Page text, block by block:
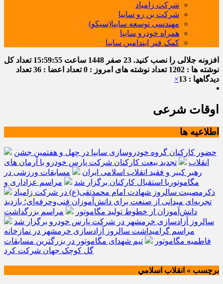
شرکت زامیاد
شرکت بن رو سایپا
مهندسی توسعه سایپا(سیکو)
همراه خودرو سایپا
کمک فنر ایندامین سایپا
افزونه جلالی را نصب کنید. 23 صفر 1448 ساعت 15:59:55 تعداد کل
نوشته ها : 1202
تعداد نوشته های امروز : 0 تعداد اعضا : 36
تعداد
دیدگاهها : 13
×
اوقات شرعی
اطلاعیه ها
حضور کارکنان گروه خودروسازی سایپا در چهل و هفتمین جشن
انقلاب
تجدید بیعت کارکنان شرکت پارس خودرو با آرمان های
رهبر کبیر و فقید انقلاب اسلامی ایران
مسابقات ورزشی در
مگاموتوربا استقبال کارکنان برگزار شد
مراسم عزاداری و
ذکرمصیبت سالروز شهادت امام محمدتقی(ع) در شرکت زامیاد
تجربه‌ای میدانی از صنعت برای دانش‌آموزان فنی‌وحرفه‌ای؛ بازدید
دانش‌آموزان از خطوط تولید مگاموتور
مراسم بزرگداشت
سالروز آزادسازی خرمشهر در شرکت پارس خودرو برگزار شد
مراسم گرامیداشت سالروز آزادسازی خرمشهر در نمازخانه
فاطمیه مگاموتور
تیم شهدای مگاموتور در بزرگترین مسابقات
گل کوچک جهان شرکت کرد
برچسب » انقلاب اسلامي